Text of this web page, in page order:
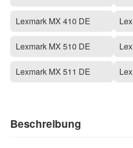
Lexmark MX 410 DE
Lexmark MX 510 DE
Lexmark MX 511 DE
Beschreibung